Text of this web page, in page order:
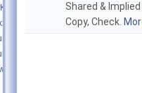
Shared &
Copy, Check.